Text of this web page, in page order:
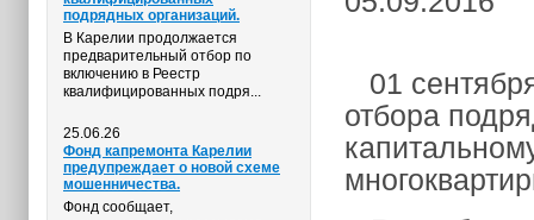
подрядных организаций.
В Карелии продолжается
предварительный отбор по
включению в Реестр
квалифицированных подря...
25.06.26
Фонд капремонта Карелии
предупреждает о новой схеме
мошенничества.
Фонд сообщает,
01
отбора